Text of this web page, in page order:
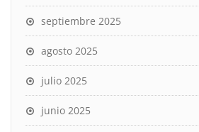
septiembre 2025
agosto 2025
julio 2025
junio 2025